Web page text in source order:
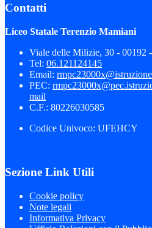
Contatti
Liceo Statale Terenzio Mamiani
Viale delle Milizie, 30 - 00192
Tel: 06.121124145
Email:
PEC:
mail
C.F.: 80226030585
Codice Univoco: UFEHCY
Sezione Link Utili
Cookie policy
Note legali
Informativa Privacy